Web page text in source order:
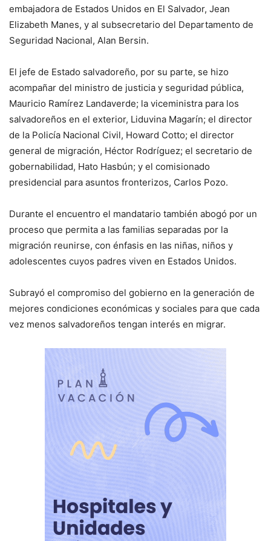
embajadora de Estados Unidos en El Salvador, Jean
Elizabeth Manes, y al subsecretario del Departamento de
Seguridad Nacional, Alan Bersin.
El jefe de Estado salvadoreño, por su parte, se hizo
acompañar del ministro de justicia y seguridad pública,
Mauricio Ramírez Landaverde; la viceministra para los
salvadoreños en el exterior, Liduvina Magarín; el director
de la Policía Nacional Civil, Howard Cotto; el director
general de migración, Héctor Rodríguez; el secretario de
gobernabilidad, Hato Hasbún; y el comisionado
presidencial para asuntos fronterizos, Carlos Pozo.
Durante el encuentro el mandatario también abogó por un
proceso que permita a las familias separadas por la
migración reunirse, con énfasis en las niñas, niños y
adolescentes cuyos padres viven en Estados Unidos.
Subrayó el compromiso del gobierno en la generación de
mejores condiciones económicas y sociales para que cada
vez menos salvadoreños tengan interés en migrar.